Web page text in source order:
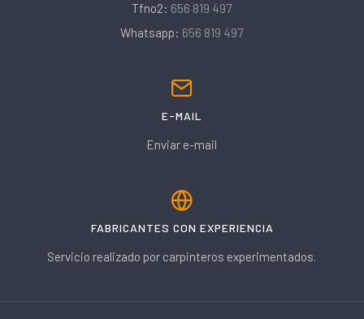
Tfno2: 656 819 497
Whatsapp: 656 819 497
E-MAIL
Enviar e-mail
FABRICANTES CON EXPERIENCIA
Servicio realizado por carpinteros experimentados.